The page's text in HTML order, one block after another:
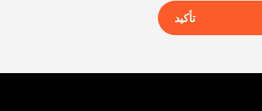
تأكيد